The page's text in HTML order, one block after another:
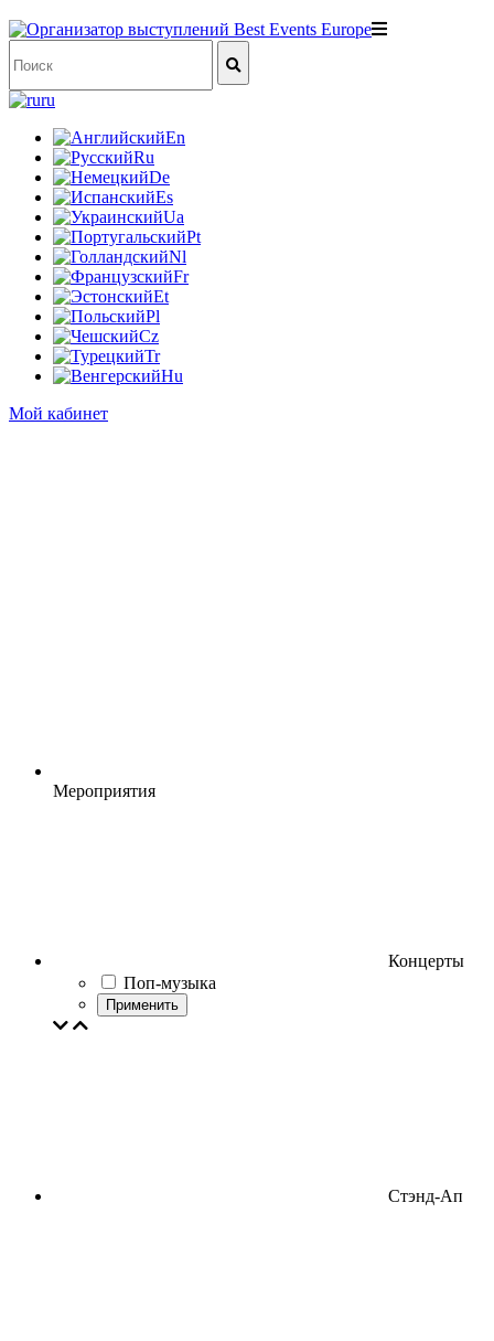
ru
En
Ru
De
Es
Ua
Pt
Nl
Fr
Et
Pl
Cz
Tr
Hu
Мой кабинет
Мероприятия
Концерты
Поп-музыка
Применить
Стэнд-Ап